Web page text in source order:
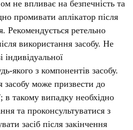
не впливає на безпечність та
промивати аплікатор після
Рекомендується ретельно
використання засобу. Не
індивідуальної
якого з компонентів засобу.
засобу може призвести до
в такому випадку необхідно
та проконсультуватися з
засіб після закінчення